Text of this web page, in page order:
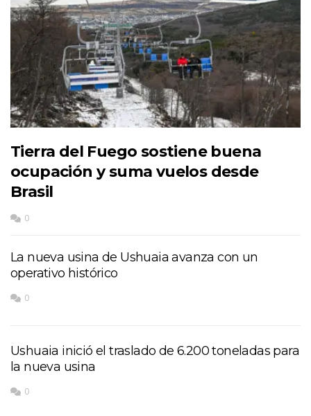
Tierra del Fuego sostiene buena
ocupación y suma vuelos desde
Brasil
0
La nueva usina de Ushuaia avanza con un
operativo histórico
0
Ushuaia inició el traslado de 6.200 toneladas para
la nueva usina
0